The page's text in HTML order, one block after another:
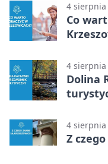
4 sierpnia
Co
4 sierpnia
Dolina
4 sierpnia
Z